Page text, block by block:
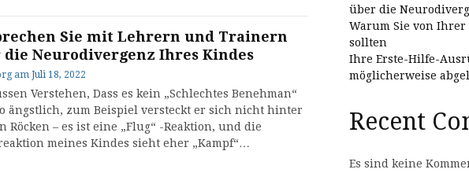
Sie mit Lehrern und Trainern
die Neurodivergenz Ihres Kindes
am Juli 18, 2022
Verstehen, Dass es kein „Schlechtes Benehman“
ängstlich, zum Beispiel versteckt er sich nicht hinter
Röcken – es ist eine „Flug“ -Reaktion, und die
meines Kindes sieht eher „Kampf“…
über die
Warum Sie von
sollten
Ihre Erste-Hilfe-
möglicherweise
Recent
Es sind keine